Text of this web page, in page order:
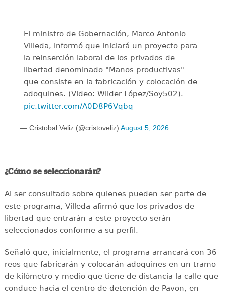
El ministro de Gobernación, Marco Antonio
Villeda, informó que iniciará un proyecto para
la reinserción laboral de los privados de
libertad denominado "Manos productivas"
que consiste en la fabricación y colocación de
adoquines. (Video: Wilder López/Soy502).
pic.twitter.com/A0D8P6Vqbq
— Cristobal Veliz (@cristoveliz) August 5, 2026
¿Cómo se seleccionarán?
Al ser consultado sobre quienes pueden ser parte de
este programa, Villeda afirmó que los privados de
libertad que entrarán a este proyecto serán
seleccionados conforme a su perfil.
Señaló que, inicialmente, el programa arrancará con 36
reos que fabricarán y colocarán adoquines en un tramo
de kilómetro y medio que tiene de distancia la calle que
conduce hacia el centro de detención de Pavon, en